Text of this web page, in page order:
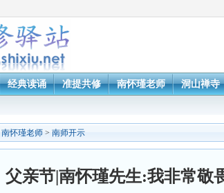
经典读诵 准提共修 南怀瑾老师 洞山禅寺
南怀瑾老师 > 南师开示
父亲节|南怀瑾先生:我非常敬